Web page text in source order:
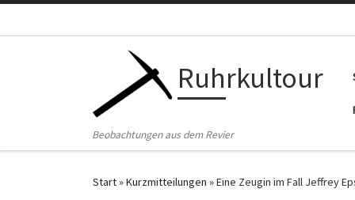
Ruhrkultour
Beobachtungen aus dem Revier
Start»Kurzmitteilungen »Eine Zeugin im Fall Jeffrey